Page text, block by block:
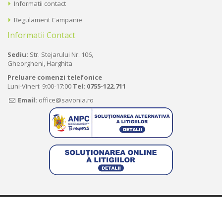
Informatii contact
Regulament Campanie
Informatii Contact
Sediu: Str. Stejarului Nr. 106,
Gheorgheni, Harghita
Preluare comenzi telefonice
Luni-Vineri: 9:00-17:00 Tel: 0755-122.711
Email: office@savonia.ro